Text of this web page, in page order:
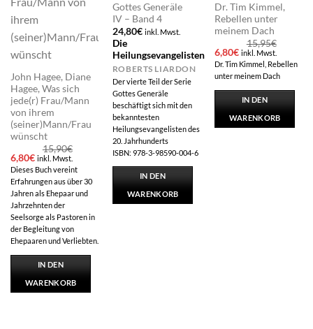
John Hagee, Diane
Hagee, Was sich
jede(r) Frau/Mann
von ihrem
(seiner)Mann/Frau
wünscht
15,90€
Ursprünglicher
Preis
war:
15,90€
6,80€Aktueller
Preis
ist:
6,80€.
inkl. Mwst.
Dieses Buch vereint
Erfahrungen aus über 30
Jahren als Ehepaar und
Jahrzehnten der
Seelsorge als Pastoren in
der Begleitung von
Ehepaaren und Verliebten.
IN DEN
WARENKORB
Gottes Generäle
IV – Band 4
24,80€ inkl. Mwst.
Die
Heilungsevangelisten
ROBERTS LIARDON
Der vierte Teil der Serie
Gottes Generäle
beschäftigt sich mit den
bekanntesten
Heilungsevangelisten des
20. Jahrhunderts
ISBN: 978-3-98590-004-6
IN DEN
WARENKORB
Dr. Tim Kimmel,
Rebellen unter
meinem Dach
15,95€
Ursprünglicher
Preis
war:
15,95€
6,80€Aktueller
Preis
ist:
6,80€.
inkl. Mwst.
Dr. Tim Kimmel, Rebellen
unter meinem Dach
IN DEN
WARENKORB